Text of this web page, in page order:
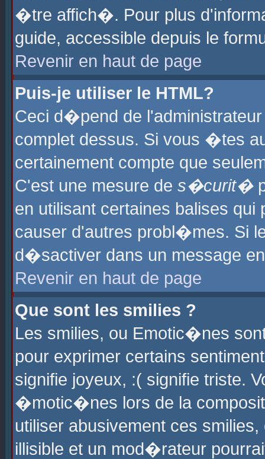
�tre affich�. Pour plus
guide, accessible depuis le
Revenir en haut de page
Puis-je utiliser le HTML?
Ceci d�pend de
complet dessus. Si vous �tes
certainement compte que
C'est une mesure de s�curit�
en utilisant certaines balises
causer d'autres probl�mes. Si
d�sactiver dans un message
Revenir en haut de page
Que sont les smilies ?
Les smilies, ou Emotic�nes
pour exprimer certains
signifie joyeux, :( signifie triste.
�motic�nes lors de la
utiliser abusivement ces
illisible et un mod�rateur